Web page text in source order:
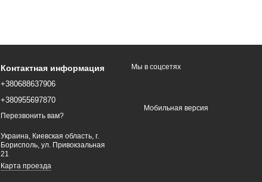
Контактная информация
+380688637906
+380955697870
Перезвонить вам?
Украина, Киевская область, г.
Борисполь, ул. Привокзальная
21
Карта проезда
Мы в соцсетях
Мобильная версия